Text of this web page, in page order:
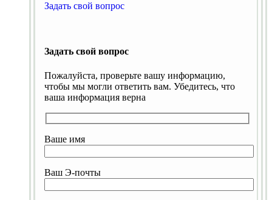
Задать свой вопрос
Задать свой вопрос
Пожалуйста, проверьте вашу информацию,
чтобы мы могли ответить вам. Убедитесь, что
ваша информация верна
Ваше имя
Ваш Э-почты